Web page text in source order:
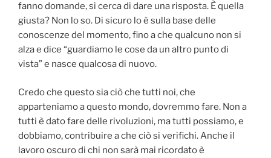
fanno domande, si cerca di dare una risposta. È quella
giusta? Non lo so. Di sicuro lo è sulla base delle
conoscenze del momento, fino a che qualcuno non si
alza e dice “guardiamo le cose da un altro punto di
vista” e nasce qualcosa di nuovo.
Credo che questo sia ciò che tutti noi, che
apparteniamo a questo mondo, dovremmo fare. Non a
tutti è dato fare delle rivoluzioni, ma tutti possiamo, e
dobbiamo, contribuire a che ciò si verifichi. Anche il
lavoro oscuro di chi non sarà mai ricordato è